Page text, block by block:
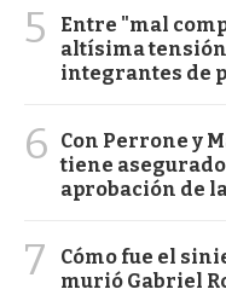
5
Entre "mal
altísima
integrantes de
6
Con Perrone y
tiene
aprobación de
7
Cómo fue el
murió Gabriel